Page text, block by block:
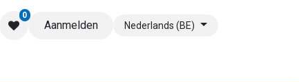
0
Aanmelden Nederlands (BE)